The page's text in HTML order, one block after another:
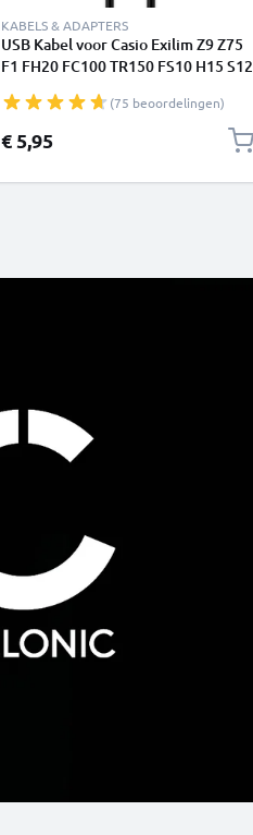
KABELS & ADAPTERS
USB Kabel voor Casio Exilim Z9 Z75
F1 FH20 FC100 TR150 FS10 H15 S12
Oplaadkabel Camera foto PVC
Datakabel zwart
(75 beoordelingen)
€ 5,95